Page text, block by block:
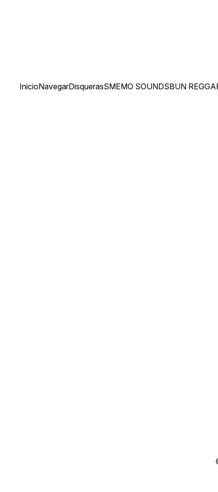
InicioNavegarDisquerasSMEMO SOUNDSBUN